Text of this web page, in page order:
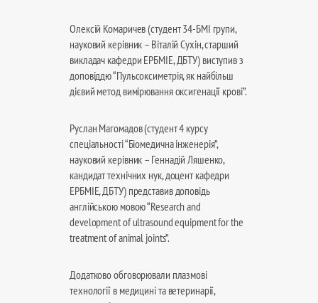
Олексій Комаричев (студент 34-БМІ групи,
науковий керівник – Віталій Сухін, старший
викладач кафедри ЕРБМІЕ, ДБТУ) виступив з
доповіддю “Пульсоксиметрія, як найбільш
дієвий метод вимірювання оксигенації крові”.
Руслан Магомадов (студент 4 курсу
спеціальності “Біомедична інженерія”,
науковий керівник – Геннадій Ляшенко,
кандидат технічних нук, доцент кафедри
ЕРБМІЕ, ДБТУ) представив доповідь
англійською мовою “Research and
development of ultrasound equipment for the
treatment of animal joints”.
Додатково обговорювали плазмові
технології в медицині та ветеринарії,